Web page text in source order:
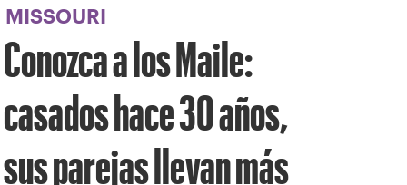
MISSOURI
Conozca a los Maile:
casados hace 30 años,
sus parejas llevan más